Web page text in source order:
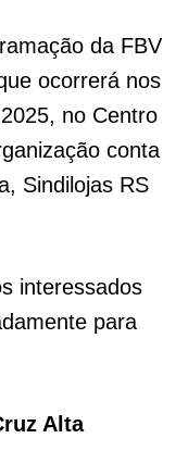
da FBV
ocorrerá nos
no Centro
conta
Sindilojas RS
interessados
para
Alta